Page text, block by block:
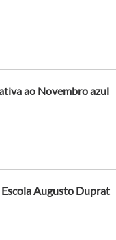
ao Novembro azul
Augusto Duprat